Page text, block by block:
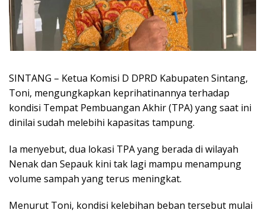
SINTANG – Ketua Komisi D DPRD Kabupaten Sintang,
Toni, mengungkapkan keprihatinannya terhadap
kondisi Tempat Pembuangan Akhir (TPA) yang saat ini
dinilai sudah melebihi kapasitas tampung.
Ia menyebut, dua lokasi TPA yang berada di wilayah
Nenak dan Sepauk kini tak lagi mampu menampung
volume sampah yang terus meningkat.
Menurut Toni, kondisi kelebihan beban tersebut mulai